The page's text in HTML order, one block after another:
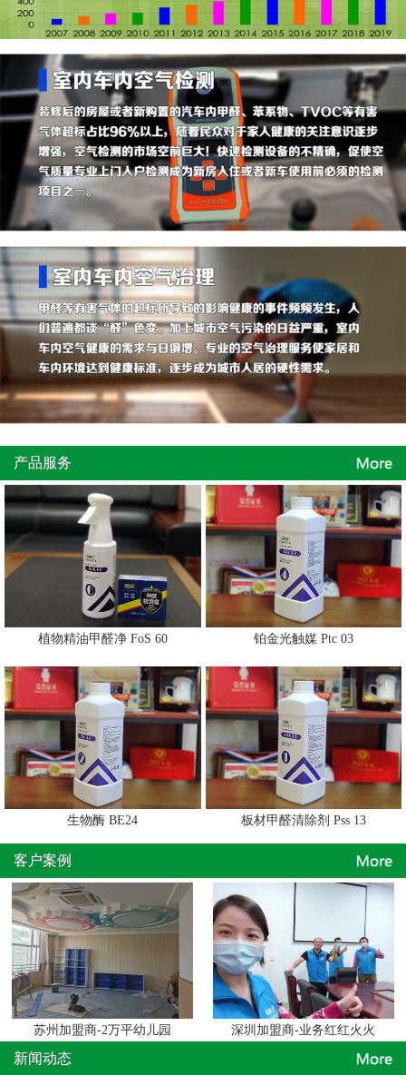
产品服务
植物精油甲醛净 FoS 60 铂金光触媒 Ptc 03
生物酶 BE24 板材甲醛清除剂 Pss 13
客户案例
苏州加盟商-2万平幼儿园 深圳加盟商-业务红红火火
新闻动态